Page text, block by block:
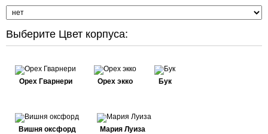
Выберите Цвет корпуса:
Орех Гварнери Орех экко Бук
Вишня оксфорд Мария Луиза